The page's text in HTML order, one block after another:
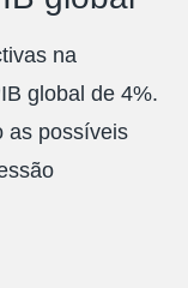
na
global de 4%.
as possíveis